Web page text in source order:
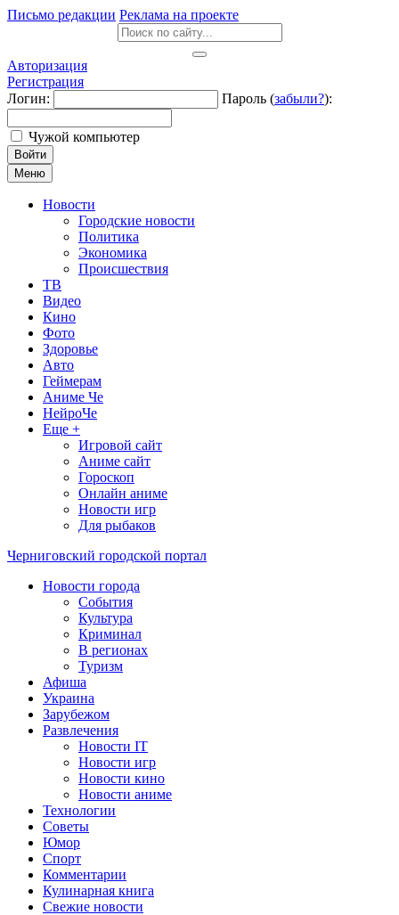
Письмо редакции Реклама на проекте
Авторизация
Регистрация
Логин:
Пароль (забыли?):
Чужой компьютер
Войти
Меню
Новости
Городские новости
Политика
Экономика
Происшествия
ТВ
Видео
Кино
Фото
Здоровье
Авто
Геймерам
Аниме Че
НейроЧе
Еще +
Игровой сайт
Аниме сайт
Гороскоп
Онлайн аниме
Новости игр
Для рыбаков
Черниговский городской портал
Новости города
События
Культура
Криминал
В регионах
Туризм
Афиша
Украина
Зарубежом
Развлечения
Новости IT
Новости игр
Новости кино
Новости аниме
Технологии
Советы
Юмор
Спорт
Комментарии
Кулинарная книга
Свежие новости